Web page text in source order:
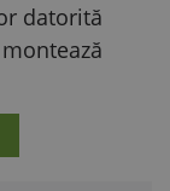
datorită